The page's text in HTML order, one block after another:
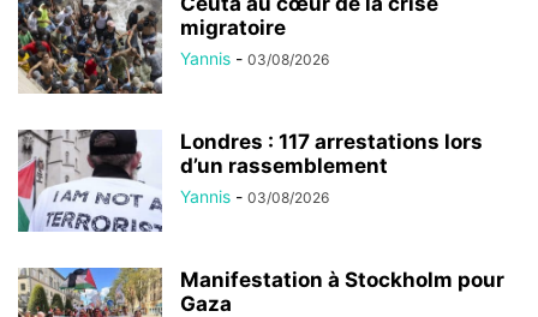
migratoire
Yannis - 03/08/2026
Londres : 117 arrestations lors
d’un rassemblement
Yannis - 03/08/2026
Manifestation à Stockholm pour
Gaza